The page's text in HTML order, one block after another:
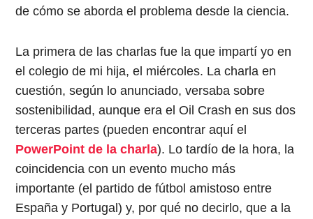
de cómo se aborda el problema desde la ciencia.
La primera de las charlas fue la que impartí yo en
el colegio de mi hija, el miércoles. La charla en
cuestión, según lo anunciado, versaba sobre
sostenibilidad, aunque era el Oil Crash en sus dos
terceras partes (pueden encontrar aquí el
PowerPoint de la charla). Lo tardío de la hora, la
coincidencia con un evento mucho más
importante (el partido de fútbol amistoso entre
España y Portugal) y, por qué no decirlo, que a la